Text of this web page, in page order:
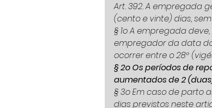
Art. 392. A empregada
(cento e vinte) dias,
§ 1o A empregada
empregador da data
ocorrer entre o 28º
§ 2o Os períodos de
aumentados de 2
§ 3o Em caso de parto
dias previstos neste